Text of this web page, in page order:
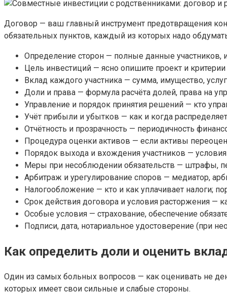
Договор — ваш главный инструмент предотвращения
обязательных пунктов, каждый из которых надо
Определение сторон — полные данные
Цель инвестиций — ясно опишите проект и критерии
Вклад каждого участника — сумма, имущество,
Доли и права — формула расчёта долей, права на
Управление и порядок принятия решений — кто
Учёт прибыли и убытков — как и когда
Отчётность и прозрачность — периодичность
Процедура оценки активов — если активы
Порядок выхода и вхождения участников —
Меры при несоблюдении обязательств — штрафы,
Арбитраж и урегулирование споров — медиатор,
Налогообложение — кто и как уплачивает налоги;
Срок действия договора и условия расторжения —
Особые условия — страхование, обеспечение
Подписи, дата, нотариальное удостоверение (при
Как определить доли и оценить
Один из самых больных вопросов — как оценивать не
которых имеет свои сильные и слабые стороны.